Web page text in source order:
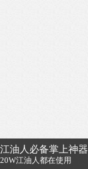
江油人必备掌上神器
20W江油人都在使用